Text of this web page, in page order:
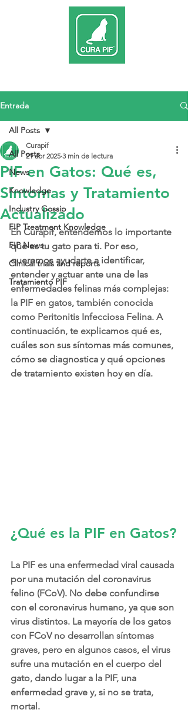
Entrada
All Posts
News
Knowledge
Industry Gossip
FIP Treatment Knowledge
FIP News
Clinical trials and reports
Tratamiento PIF
All Posts
PIF en Gatos: Qué es,
Síntomas y Tratamiento
Actualizado
Curapif
21 abr 2025 3 min de lectura
En Curapif, entendemos lo importante
que es tu gato para ti. Por eso,
queremos ayudarte a identificar,
entender y actuar ante una de las
enfermedades felinas más complejas:
la PIF en gatos, también conocida
como Peritonitis Infecciosa Felina. A
continuación, te explicamos qué es,
cuáles son sus síntomas más comunes,
cómo se diagnostica y qué opciones
de tratamiento existen hoy en día.
¿Qué es la PIF en Gatos?
La PIF es una enfermedad viral causada
por una mutación del coronavirus
felino (FCoV). No debe confundirse
con el coronavirus humano, ya que son
virus distintos. La mayoría de los gatos
con FCoV no desarrollan síntomas
graves, pero en algunos casos, el virus
sufre una mutación en el cuerpo del
gato, dando lugar a la PIF, una
enfermedad grave y, si no se trata,
mortal.